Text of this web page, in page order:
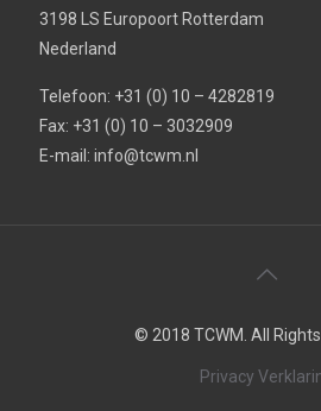
3198 LS Europoort Rotterdam
Nederland
Telefoon: +31 (0) 10 – 4282819
Fax: +31 (0) 10 – 3032909
E-mail: info@tcwm.nl
© 2018 TCWM. All Rights
Privacy